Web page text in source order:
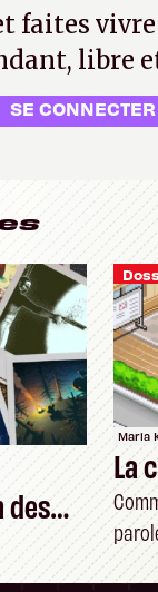
faites
libre
SE CONNECTER
des
Maria
La